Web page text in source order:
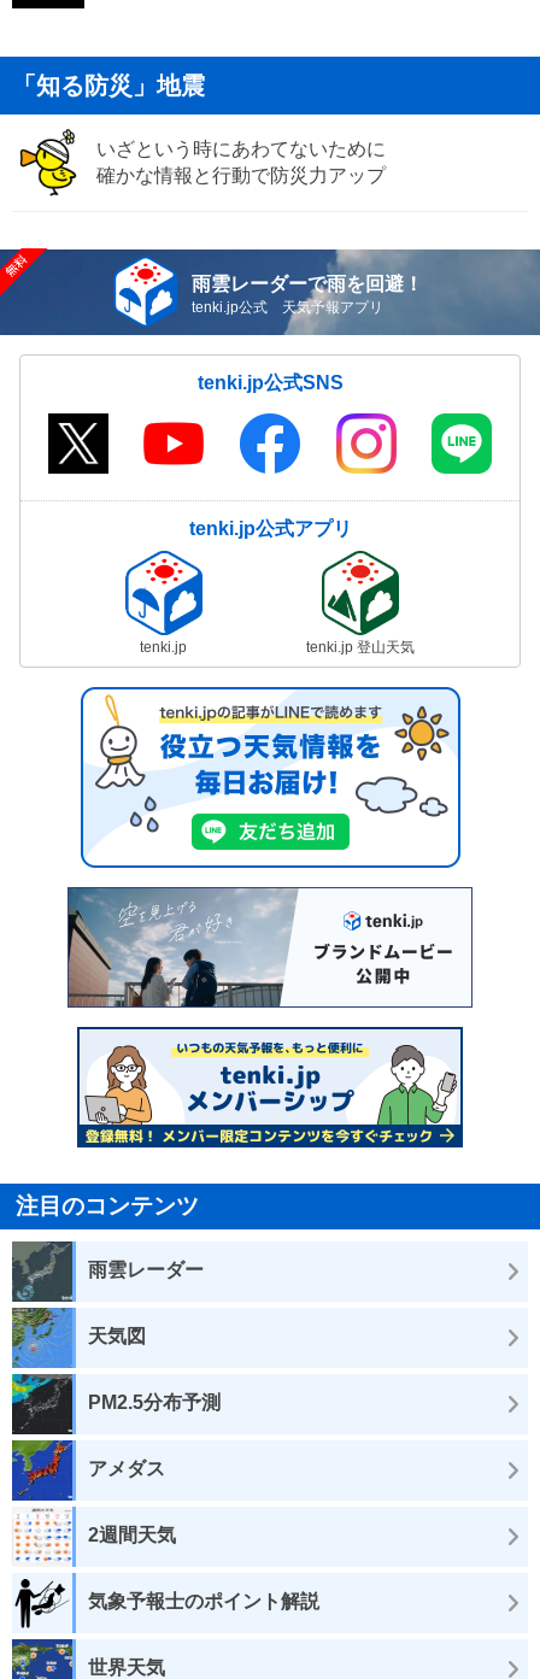
「知る防災」地震
いざという時にあわてないために
確かな情報と行動で防災力アップ
雨雲レーダーで雨を回避！
tenki.jp公式 天気予報アプリ
tenki.jp公式SNS
tenki.jp公式アプリ
tenki.jp tenki.jp 登山天気
注目のコンテンツ
雨雲レーダー
天気図
PM2.5分布予測
アメダス
2週間天気
気象予報士のポイント解説
世界天気